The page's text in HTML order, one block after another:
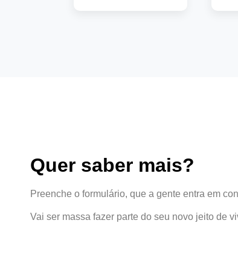
Quer saber mais?
Preenche o formulário, que a gente entra em
Vai ser massa fazer parte do seu novo jeito de